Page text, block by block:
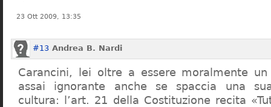
23 Ott 2009, 13:35
#13 Andrea B. Nardi
Carancini, lei oltre a essere moralmente
assai ignorante anche se spaccia una
cultura: l’art. 21 della Costituzione recita